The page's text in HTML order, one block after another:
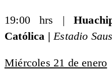
19:00 hrs |
Católica | Estadio
Miércoles 21 de enero